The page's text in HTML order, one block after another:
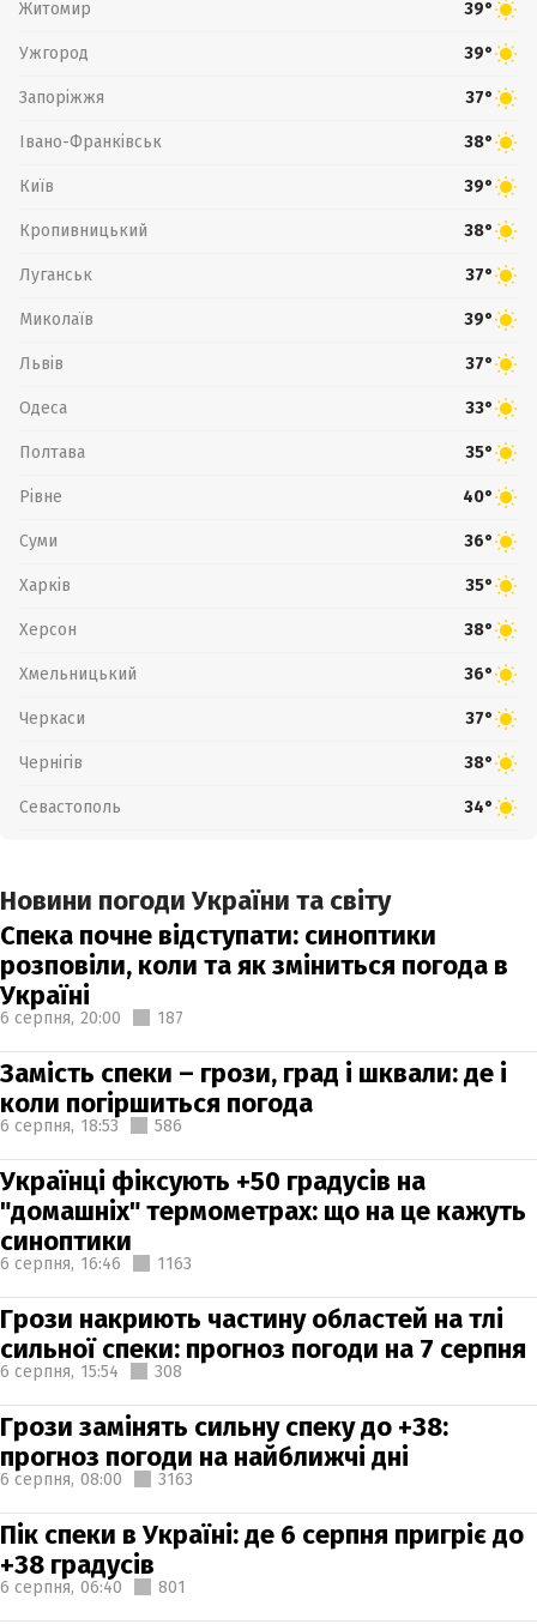
Житомир 39°
Ужгород 39°
Запоріжжя 37°
Івано-Франківськ 38°
Київ 39°
Кропивницький 38°
Луганськ 37°
Миколаїв 39°
Львів 37°
Одеса 33°
Полтава 35°
Рівне 40°
Суми 36°
Харків 35°
Херсон 38°
Хмельницький 36°
Черкаси 37°
Чернігів 38°
Севастополь 34°
Новини погоди України та світу
Спека почне відступати: синоптики
розповіли, коли та як зміниться погода в
Україні
6 серпня, 20:00 187
Замість спеки – грози, град і шквали: де і
коли погіршиться погода
6 серпня, 18:53 586
Українці фіксують +50 градусів на
"домашніх" термометрах: що на це кажуть
синоптики
6 серпня, 16:46 1163
Грози накриють частину областей на тлі
сильної спеки: прогноз погоди на 7 серпня
6 серпня, 15:54 308
Грози замінять сильну спеку до +38:
прогноз погоди на найближчі дні
6 серпня, 08:00 3163
Пік спеки в Україні: де 6 серпня пригріє до
+38 градусів
6 серпня, 06:40 801